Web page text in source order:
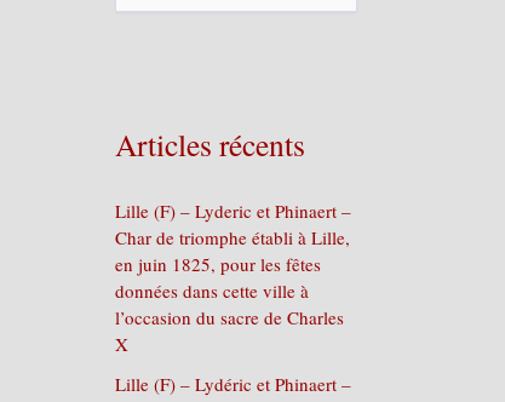
h
:
Articles récents
Lille (F) – Lyderic et Phinaert –
Char de triomphe établi à Lille,
en juin 1825, pour les fêtes
données dans cette ville à
l’occasion du sacre de Charles
X
Lille (F) – Lydéric et Phinaert –